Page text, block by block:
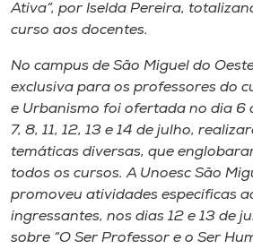
Ativa”, por Iselda Pereira,
curso aos docentes.
No campus de São Miguel do
exclusiva para os professores do
e Urbanismo foi ofertada no dia 6
7, 8, 11, 12, 13 e 14 de julho,
temáticas diversas, que
todos os cursos. A Unoesc São
promoveu atividades específicas
ingressantes, nos dias 12 e 13 de
sobre “O Ser Professor e o Ser